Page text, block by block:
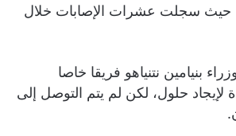
حيث سجلت عشرات الإصابات خلال
بنيامين نتنياهو فريقا خاصا
لإيجاد حلول، لكن لم يتم التوصل إلى